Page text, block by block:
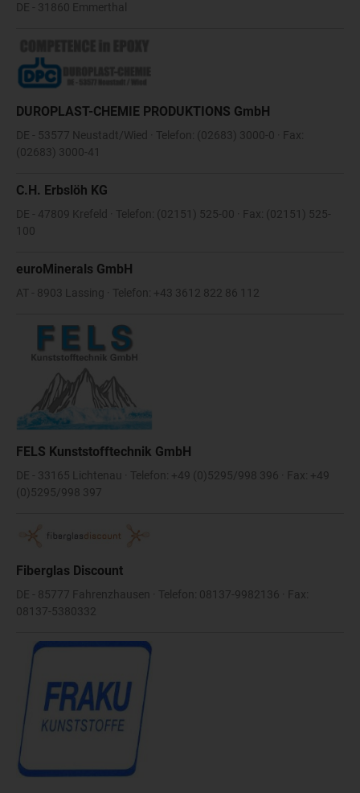
DE - 31860 Emmerthal
DUROPLAST-CHEMIE PRODUKTIONS GmbH
DE - 53577 Neustadt/Wied · Telefon: (02683) 3000-0 · Fax:
(02683) 3000-41
C.H. Erbslöh KG
DE - 47809 Krefeld · Telefon: (02151) 525-00 · Fax: (02151) 525-
100
euroMinerals GmbH
AT - 8903 Lassing · Telefon: +43 3612 822 86 112
FELS Kunststofftechnik GmbH
DE - 33165 Lichtenau · Telefon: +49 (0)5295/998 396 · Fax: +49
(0)5295/998 397
Fiberglas Discount
DE - 85777 Fahrenzhausen · Telefon: 08137-9982136 · Fax:
08137-5380332